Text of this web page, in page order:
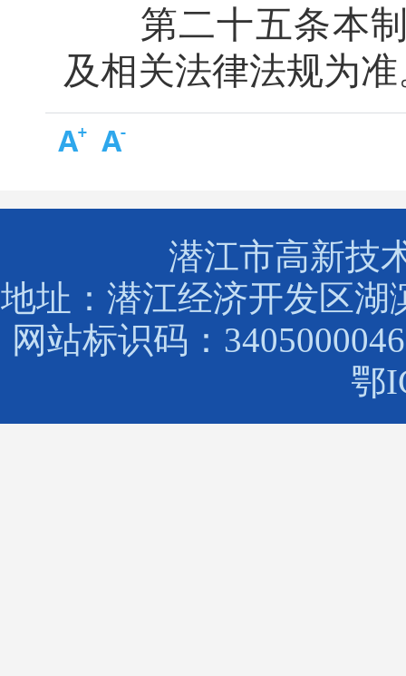
第二十五条本制
及相关法律法规为
潜江市高新技
地址：潜江经济开发区湖
网站标识码：3405000046
鄂